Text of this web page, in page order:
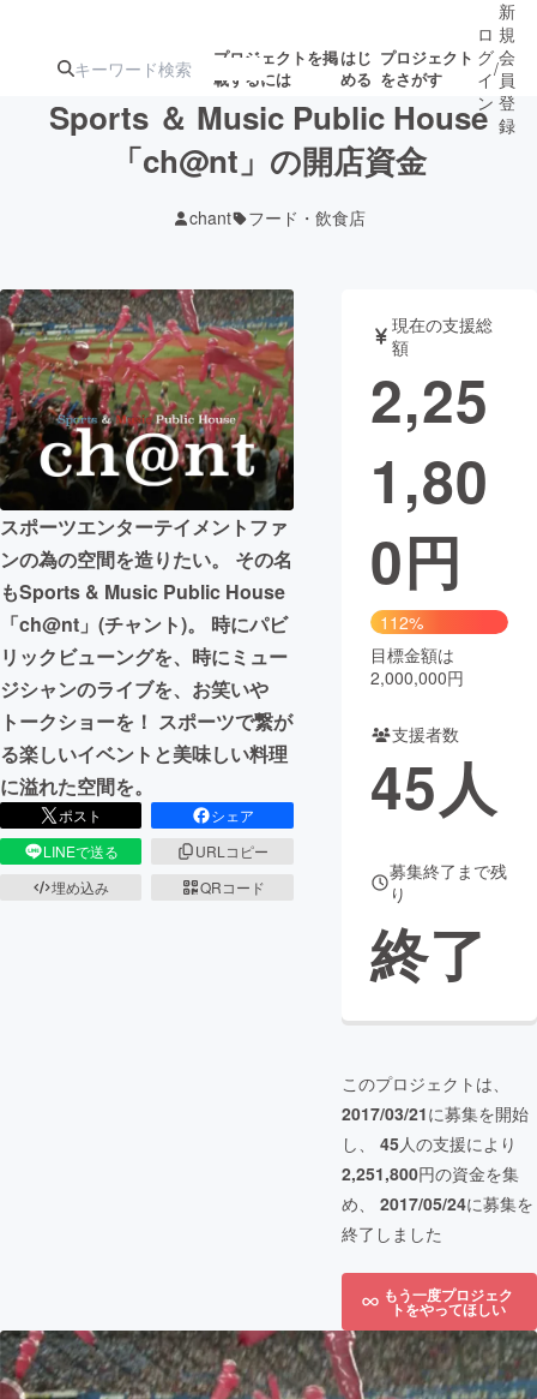
プロジェクトを掲
載するには
はじ
める
プロジェクト
をさがす
ジェクト
募集終了が近いプ
ロジェクト
アート・写真 音楽
テクノロジー・ガジェット ゲーム・サ
映像・映画
ビジネス・起業
まちづくり・地域活性化
CAMPFIRE for Social Good
CAMPFIRE Creation
CAMPFIREふるさと納税
コミュニティ
ロ
グ
イ
ン
/
新
規
会
員
登
録
Sports ＆ Music Public House
「ch@nt」の開店資金
chant フード・飲食店
スポーツエンターテイメントファ
ンの為の空間を造りたい。 その名
もSports & Music Public House
「ch@nt」(チャント)。 時にパビ
リックビューングを、時にミュー
ジシャンのライブを、お笑いや
トークショーを！ スポーツで繋が
る楽しいイベントと美味しい料理
に溢れた空間を。
ポスト
シェア
LINEで送る
URLコピー
埋め込み
QRコード
現在の支援総
額
2,25
1,80
0円
112%
目標金額は
2,000,000円
支援者数
45人
募集終了まで残
り
終了
このプロジェクトは、
2017/03/21に募集を開始
し、 45人の支援により
2,251,800円の資金を集
め、 2017/05/24に募集を
終了しました
もう一度プロジェク
トをやってほしい